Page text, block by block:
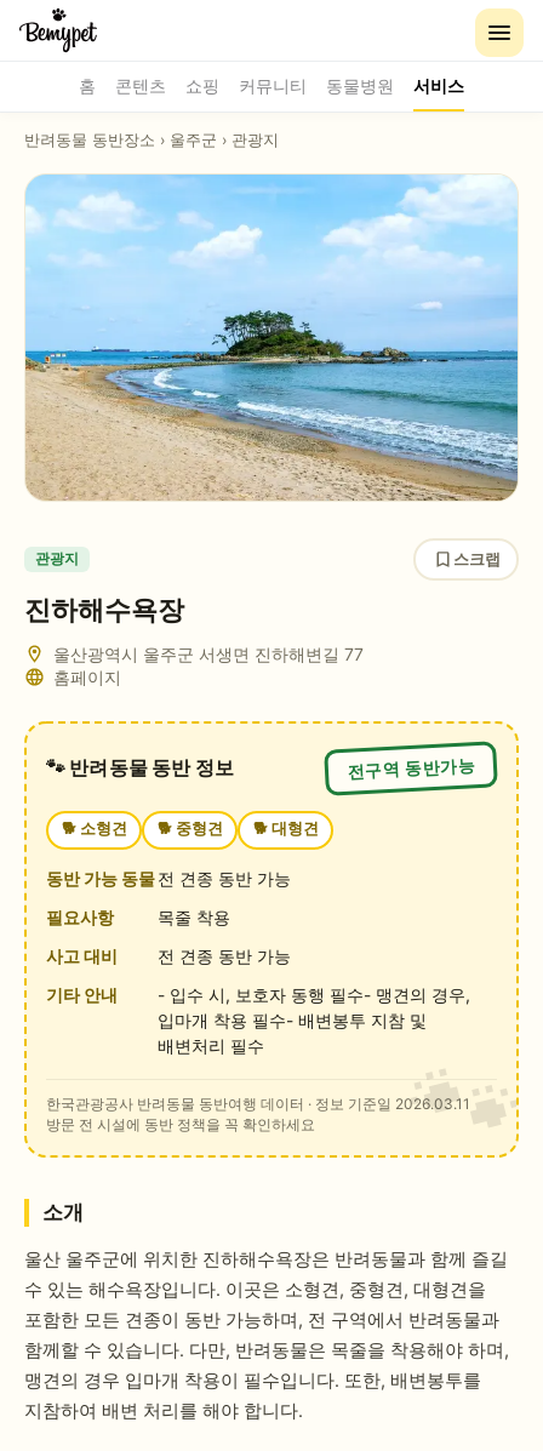
홈 콘텐츠 쇼핑 커뮤니티 동물병원 서비스
반려동물 동반장소 › 울주군 › 관광지
관광지 스크랩
진하해수욕장
울산광역시 울주군 서생면 진하해변길 77
홈페이지
🐾 반려동물 동반 정보 전구역 동반가능
🐕 소형견 🐕 중형견 🐕 대형견
동반 가능 동물전 견종 동반 가능
필요사항
목줄 착용
사고 대비
전 견종 동반 가능
기타 안내
- 입수 시, 보호자 동행 필수- 맹견의 경우,
입마개 착용 필수- 배변봉투 지참 및
배변처리 필수
한국관광공사 반려동물 동반여행 데이터 · 정보 기준일 2026.03.11
방문 전 시설에 동반 정책을 꼭 확인하세요
소개
울산 울주군에 위치한 진하해수욕장은 반려동물과 함께 즐길
수 있는 해수욕장입니다. 이곳은 소형견, 중형견, 대형견을
포함한 모든 견종이 동반 가능하며, 전 구역에서 반려동물과
함께할 수 있습니다. 다만, 반려동물은 목줄을 착용해야 하며,
맹견의 경우 입마개 착용이 필수입니다. 또한, 배변봉투를
지참하여 배변 처리를 해야 합니다.